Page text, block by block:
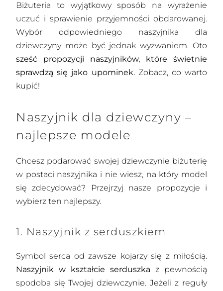
Biżuteria to wyjątkowy sposób na wyrażenie
uczuć i sprawienie przyjemności obdarowanej.
Wybór odpowiedniego naszyjnika dla
dziewczyny może być jednak wyzwaniem. Oto
sześć propozycji naszyjników, które świetnie
sprawdzą się jako upominek. Zobacz, co warto
kupić!
Naszyjnik dla dziewczyny –
najlepsze modele
Chcesz podarować swojej dziewczynie biżuterię
w postaci naszyjnika i nie wiesz, na który model
się zdecydować? Przejrzyj nasze propozycje i
wybierz ten najlepszy.
1. Naszyjnik z serduszkiem
Symbol serca od zawsze kojarzy się z miłością.
Naszyjnik w kształcie serduszka z pewnością
spodoba się Twojej dziewczynie. Jeżeli z reguły